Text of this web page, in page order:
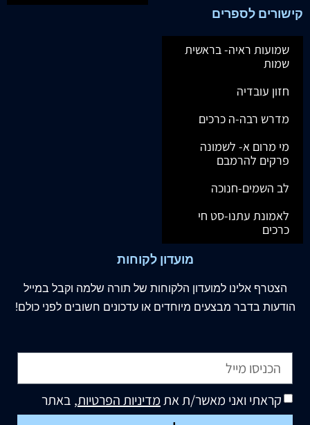
קישורים לספרים
שמועות ראיה- בראשית
שמות
חזון עובדיה
מדרש רבה-ה כרכים
מי מרום א- לשמונה
פרקים להרמבם
לב השמים-חנוכה
לאמונת עתנו-סט חי
כרכים
מועדון לקוחות
הצטרף אלינו למועדון הלקוחות של תורה שלמה וקבל במייל
הודעות בדבר מבצעים מיוחדים או עדכונים חשובים לפני כולם!
קראתי ואני מאשר/ת אתמדיניות הפרטיות, באתר